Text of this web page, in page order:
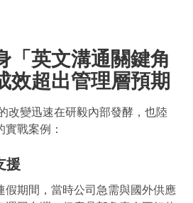
「英文溝通關鍵角
效超出管理層預期
改變迅速在研毅內部發酵，也陸
戰案例：
援
假期間，當時公司急需與國外供應